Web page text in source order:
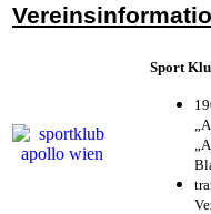
Sport